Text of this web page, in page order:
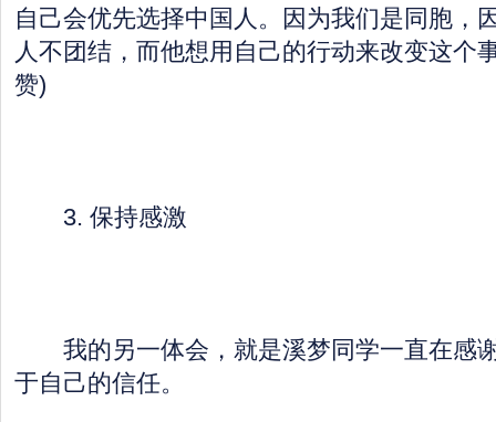
自己会优先选择中国人。因为我们是同胞，
人不团结，而他想用自己的行动来改变这个
赞)
3. 保持感激
我的另一体会，就是溪梦同学一直在感
于自己的信任。